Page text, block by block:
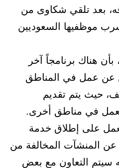
بعد تلقي شكاوى من
موظفيها السعوديين
بأن هناك برنامجاً آخر
عن عمل في المناطق
حيث يتم تقديم
في مناطق أخرى.
على إطلاق خدمة
عن المنشآت المخالفة من
سيتم التعاون مع بعض